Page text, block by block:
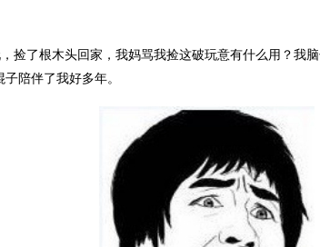
捡了根木头回家，我妈骂我捡这破玩意有什么用？我
陪伴了我好多年。